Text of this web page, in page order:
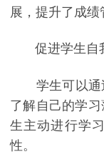
展，提升了成绩
促进学生自
学生可以通过
了解自己的学
生主动进行学
性。